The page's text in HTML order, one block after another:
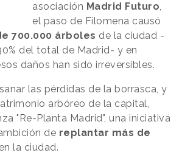
asociación Madrid Futuro,
el paso de Filomena causó
700.000 árboles de la ciudad -
del total de Madrid- y en
daños han sido irreversibles.
las pérdidas de la borrasca, y
arbóreo de la capital,
"Re-Planta Madrid", una iniciativa
de replantar más de
en la ciudad.